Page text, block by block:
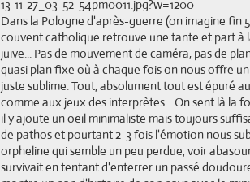
Dans la Pologne d'après-guerre (on imagine fin
couvent catholique retrouve une tante et part à
juive... Pas de mouvement de caméra, pas de
quasi plan fixe où à chaque fois on nous offre
juste sublime. Tout, absolument tout est épuré
comme aux jeux des interprètes... On sent là la
il y ajoute un oeil minimaliste mais toujours
de pathos et pourtant 2-3 fois l'émotion nous
orpheline qui semble un peu perdue, voir
survivait en tentant d'enterrer un passé